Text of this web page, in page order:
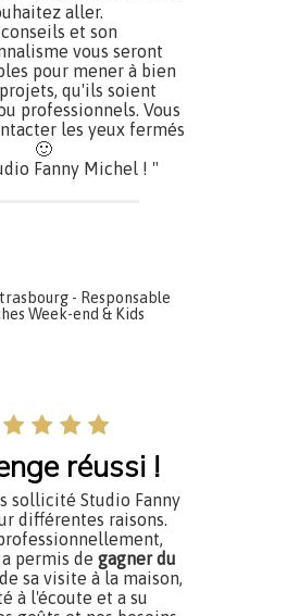
aller.
conseils et son
vous seront
pour mener à bien
qu'ils soient
professionnels. Vous
les yeux fermés
🙂
Fanny Michel ! "
- Responsable
Week-end & Kids
réussi !
sollicité Studio Fanny
différentes raisons.
permis de gagner du
sa visite à la maison,
à l'écoute et a su